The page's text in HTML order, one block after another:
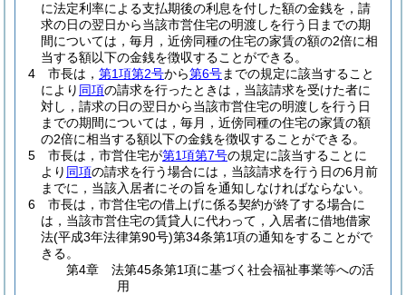
に法定利率による支払期後の利息を付した額の金銭を，請
求の日の翌日から当該市営住宅の明渡しを行う日までの期
間については，毎月，近傍同種の住宅の家賃の額の2倍に相
当する額以下の金銭を徴収することができる。
4
市長は， 第1項第2号から第6号までの規定に該当すること
により 同項の請求を行ったときは，当該請求を受けた者に
対し，請求の日の翌日から当該市営住宅の明渡しを行う日
までの期間については，毎月，近傍同種の住宅の家賃の額
の2倍に相当する額以下の金銭を徴収することができる。
5
市長は，市営住宅が第1項第7号の規定に該当することに
より 同項の請求を行う場合には，当該請求を行う日の6月前
までに，当該入居者にその旨を通知しなければならない。
6
市長は，市営住宅の借上げに係る契約が終了する場合に
は，当該市営住宅の賃貸人に代わって，入居者に借地借家
法(平成3年法律第90号)第34条第1項の通知をすることがで
きる。
第4章
法第45条第1項に基づく社会福祉事業等への活
用